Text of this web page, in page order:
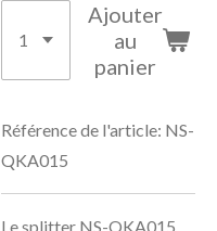
Ajouter
au
panier
Référence de l'article: NS-
QKA015
Le splitter NS-QKA015